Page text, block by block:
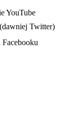
YouTube
Twitter)